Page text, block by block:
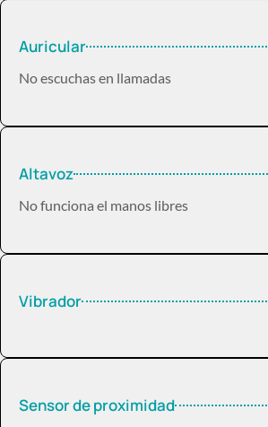
Auricular
No escuchas en llamadas
Altavoz
No funciona el manos libres
Vibrador
Sensor de proximidad